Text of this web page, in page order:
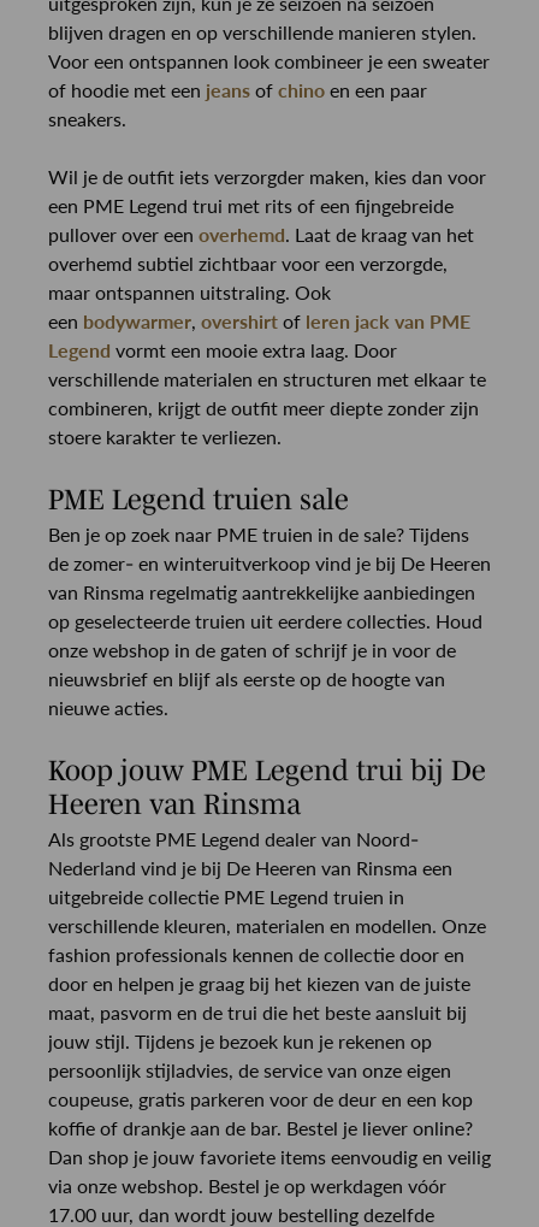
blijven dragen en op verschillende manieren stylen.
Voor een ontspannen look combineer je een sweater
of hoodie met een jeans of chino en een paar
sneakers.
Wil je de outfit iets verzorgder maken, kies dan voor
een PME Legend trui met rits of een fijngebreide
pullover over een overhemd . Laat de kraag van het
overhemd subtiel zichtbaar voor een verzorgde,
maar ontspannen uitstraling. Ook
een bodywarmer overshirt of leren jack van PME
Legend vormt een mooie extra laag. Door
verschillende materialen en structuren met elkaar te
combineren, krijgt de outfit meer diepte zonder zijn
stoere karakter te verliezen.
PME Legend truien sale
Ben je op zoek naar PME truien in de sale? Tijdens
de zomer- en winteruitverkoop vind je bij De Heeren
van Rinsma regelmatig aantrekkelijke aanbiedingen
op geselecteerde truien uit eerdere collecties. Houd
onze webshop in de gaten of schrijf je in voor de
nieuwsbrief en blijf als eerste op de hoogte van
nieuwe acties.
Koop jouw PME Legend trui bij De
Heeren van Rinsma
Als grootste PME Legend dealer van Noord-
Nederland vind je bij De Heeren van Rinsma een
uitgebreide collectie PME Legend truien in
verschillende kleuren, materialen en modellen. Onze
fashion professionals kennen de collectie door en
door en helpen je graag bij het kiezen van de juiste
maat, pasvorm en de trui die het beste aansluit bij
jouw stijl. Tijdens je bezoek kun je rekenen op
persoonlijk stijladvies, de service van onze eigen
coupeuse, gratis parkeren voor de deur en een kop
koffie of drankje aan de bar. Bestel je liever online?
Dan shop je jouw favoriete items eenvoudig en veilig
via onze webshop. Bestel je op werkdagen vóór
17.00 uur, dan wordt jouw bestelling dezelfde